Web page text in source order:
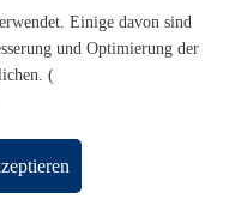
und Schüler
für Transferaktivitäten
der Universität Bremen
Einige davon sind
und Optimierung der
(